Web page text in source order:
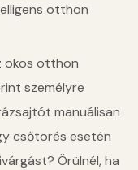
otthon
okos otthon
személyre
manuálisan
csőtörés esetén
Örülnél, ha